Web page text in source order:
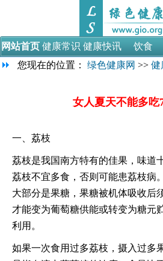
网站首页 健康常识 健康快讯 饮食
母婴 减肥 男性 女性
您现在的位置： 绿色健康网 >> 健
女人夏天不能多吃
一、荔枝
荔枝是我国南方特有的佳果，味道
荔枝不宜多食，否则可能患荔枝病
大部分是果糖，果糖被机体吸收后
才能变为葡萄糖供能或转变为糖元
利用。
如果一次食用过多荔枝，摄入过多